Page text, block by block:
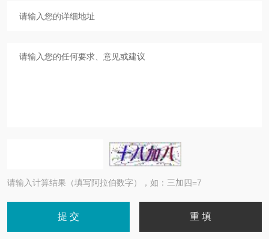
请输入计算结果（填写阿拉伯数字），如：三加四=7